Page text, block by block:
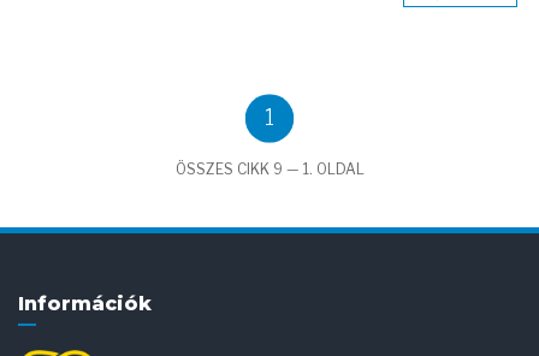
1
ÖSSZES CIKK 9 — 1. OLDAL
Információk